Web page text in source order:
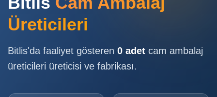
Giriş
Yap
Ol
Sayfa
Üreticileri
Bitlis'da faaliyet gösteren 0 adet cam ambalaj
üreticileri üreticisi ve fabrikası.